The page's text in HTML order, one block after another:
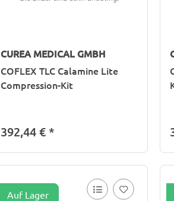
CUREA MEDICAL GMBH
COFLEX TLC Calamine Lite
Compression-Kit
392,44 €*
Auf Lager